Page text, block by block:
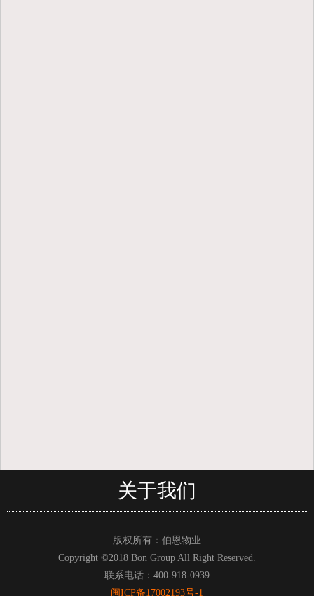
关于我们
版权所有：伯恩物业
Copyright ©2018 Bon Group All Right Reserved.
联系电话：400-918-0939
闽ICP备17002193号-1